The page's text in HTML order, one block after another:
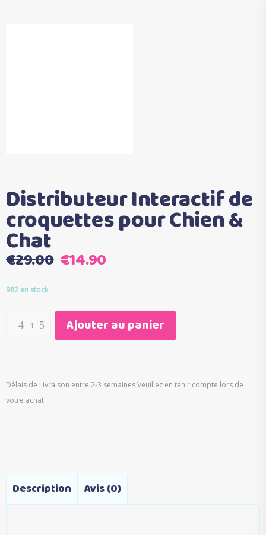
Distributeur Interactif de
croquettes pour Chien &
Chat
€29.00 Le
était :
€29.00.
€14.90
est :
€14.90.
982 en stock
Ajouter au panier
Délais de Livraison entre 2-3 semaines Veuillez en tenir compte lors de
votre achat
Description Avis (0)